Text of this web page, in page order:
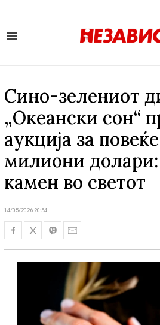
Сино-зелениот
„Океански сон“
аукција за
милиони долари:
камен во светот
14/05/2026 20:54